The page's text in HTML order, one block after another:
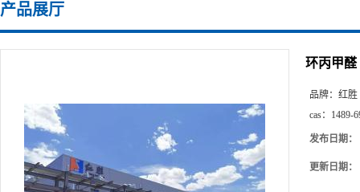
产品展厅
环丙甲醛
品牌： 红胜
cas： 1489-
发布日期：
更新日期：